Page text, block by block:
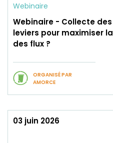
Webinaire
Webinaire - Collecte
leviers pour maximiser
des flux ?
ORGANISÉ PAR
AMORCE
03 juin 2026